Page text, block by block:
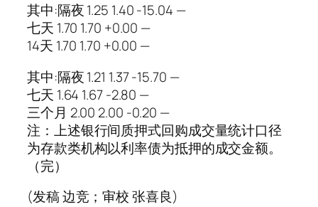
其中:隔夜 1.25 1.40 -15.04 —
七天 1.70 1.70 +0.00 —
14天 1.70 1.70 +0.00 —
其中:隔夜 1.21 1.37 -15.70 —
七天 1.64 1.67 -2.80 —
三个月 2.00 2.00 -0.20 —
注：上述银行间质押式回购成交量统计口径
为存款类机构以利率债为抵押的成交金额。
（完）
(发稿 边竞；审校 张喜良)